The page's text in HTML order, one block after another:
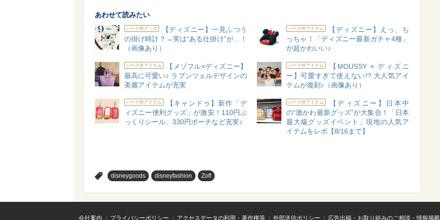
あわせて読みたい
パーク外グッズ
【ディズニー】一見ふつう
の掛け時計？→実は“ある仕掛け”が…！
（画像あり）
パーク外アイテム
【ディズニー】えっ、ち
っちゃ！「ディズニー最新ガチャ4種」
が超かわいい♪
パーク外アイテム
【メゾフル×ディズニー】
最高に可愛い♪ ラプンツェルデザインの
美麗アイテムが充実
パーク外アイテム
【MOUSSY × ディズニ
ー】可愛すぎて使えない!? 大人気アイ
テムが復刻♪（画像あり）
パーク外アイテム
【キャンドゥ】新作「デ
ィズニー便利グッズ」が激安！110円ぷ
っくりシール、330円ポーチなど充実♪
パーク外アイテム
【ディズニー】日本中
の“激かわ最新グッズ”が大集合！「日本
最大級グッズイベント」現地の人気ア
イテムをレポ【8/16まで】
disneygoods disneyfashion Zoff
会社案内 プライバシーポリシー アクセスデータの利用・著作権等 外部送信ポリシー 広告出稿・お取り組みのご相談・情報掲